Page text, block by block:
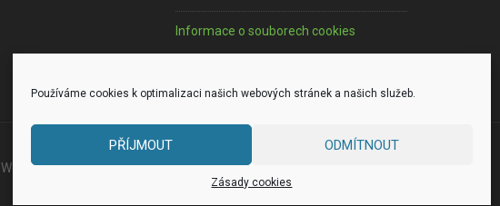
Používáme cookies k optimalizaci našich webových stránek a našich služeb.
PŘÍJMOUT ODMÍTNOUT
Zásady cookies
Informace o souborech cookies
WordPress·Log in